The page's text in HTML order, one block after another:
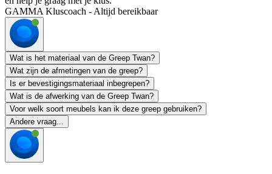
GAMMA Kluscoach - Altijd bereikbaar
Wat is het materiaal van de Greep Twan?
Wat zijn de afmetingen van de greep?
Is er bevestigingsmateriaal inbegrepen?
Wat is de afwerking van de Greep Twan?
Voor welk soort meubels kan ik deze greep gebruiken?
Andere vraag...